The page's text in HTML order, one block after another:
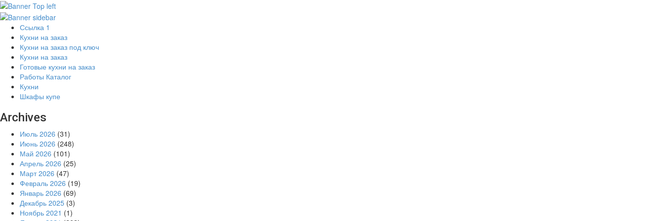
Ссылка 1
Кухни на заказ
Кухни на заказ под ключ
Кухни на заказ
Готовые кухни на заказ
Работы Каталог
Кухни
Шкафы купе
Archives
Июль 2026 (31)
Июнь 2026 (248)
Май 2026 (101)
Апрель 2026 (25)
Март 2026 (47)
Февраль 2026 (19)
Январь 2026 (69)
Декабрь 2025 (3)
Ноябрь 2021 (1)